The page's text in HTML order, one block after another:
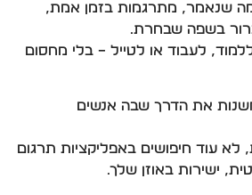
מה שנאמר, מתרגמות בזמן אמת,
בשפה שבחרת.
לעבוד או לטייל – בלי מחסום
את הדרך שבה אנשים
לא עוד חיפושים באפליקציות תרגום
ישירות באוזן שלך.